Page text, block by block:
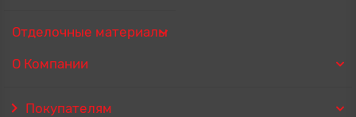
Отделочные материалы
О Компании
Покупателям